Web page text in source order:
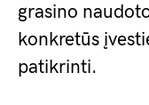
grasino
konkretūs
patikrinti.